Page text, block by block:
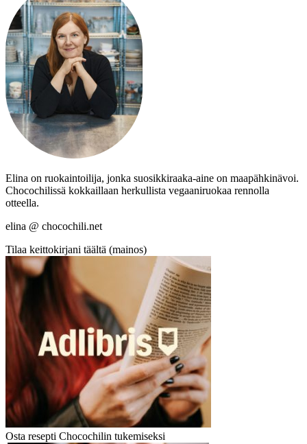
Elina on ruokaintoilija, jonka suosikkiraaka-aine on maapähkinävoi.
Chocochilissä kokkaillaan herkullista vegaaniruokaa rennolla
otteella.
elina @ chocochili.net
Tilaa keittokirjani täältä (mainos)
Osta resepti Chocochilin tukemiseksi